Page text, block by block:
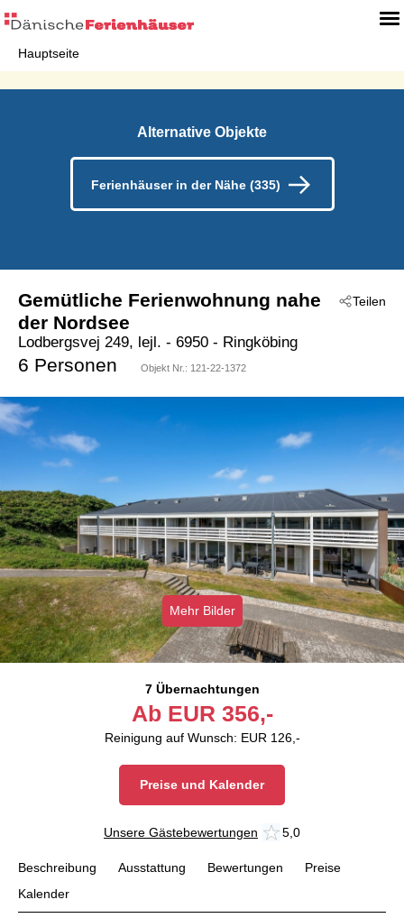
Hauptseite
Alternative Objekte
Ferienhäuser in der Nähe (335)
Teilen
Gemütliche Ferienwohnung nahe
der Nordsee
Lodbergsvej 249, lejl. - 6950 - Ringköbing
6 Personen Objekt Nr.: 121-22-1372
Mehr Bilder
7 Übernachtungen
Ab EUR 356,-
Reinigung auf Wunsch: EUR 126,-
Preise und Kalender
Unsere Gästebewertungen 5,0
Beschreibung Ausstattung Bewertungen
Preise
Kalender